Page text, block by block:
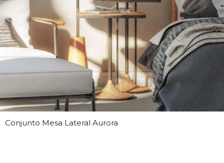
Conjunto Mesa Lateral Aurora